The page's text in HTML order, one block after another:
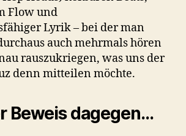
Flow und
Lyrik – bei der man
auch mehrmals hören
rauszukriegen, was uns der
denn mitteilen möchte.
Beweis dagegen…